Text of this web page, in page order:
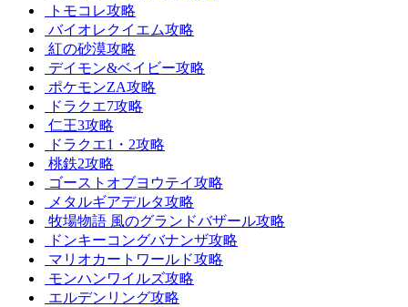
トモコレ攻略
バイオレクイエム攻略
紅の砂漠攻略
デイモン&ベイビー攻略
ポケモンZA攻略
ドラクエ7攻略
仁王3攻略
ドラクエ1・2攻略
桃鉄2攻略
ゴーストオブヨウテイ攻略
メタルギアデルタ攻略
牧場物語 風のグランドバザール攻略
ドンキーコングバナンザ攻略
マリオカートワールド攻略
モンハンワイルズ攻略
エルデンリング攻略